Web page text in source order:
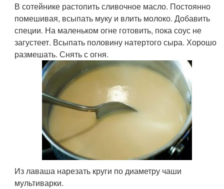
В сотейнике растопить сливочное масло. Постоянно
помешивая, всыпать муку и влить молоко. Добавить
специи. На маленьком огне готовить, пока соус не
загустеет. Всыпать половину натертого сыра. Хорошо
размешать. Снять с огня.
Из лаваша нарезать круги по диаметру чаши
мультиварки.